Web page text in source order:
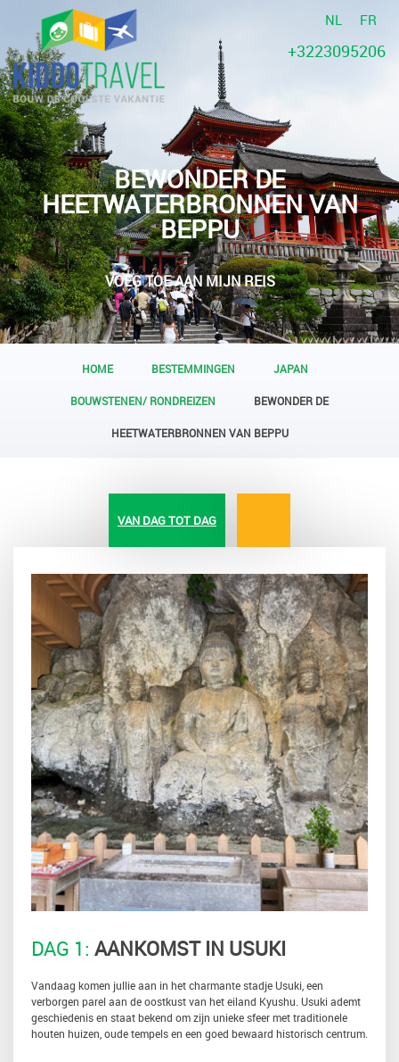
NL FR
+3223095206
BEWONDER DE
HEETWATERBRONNEN VAN
BEPPU
VOEG TOE AAN MIJN REIS
HOME BESTEMMINGEN JAPAN
BOUWSTENEN/ RONDREIZEN BEWONDER DE
HEETWATERBRONNEN VAN BEPPU
VAN DAG TOT DAG
DAG 1: AANKOMST IN USUKI
Vandaag komen jullie aan in het charmante stadje Usuki, een
verborgen parel aan de oostkust van het eiland Kyushu. Usuki ademt
geschiedenis en staat bekend om zijn unieke sfeer met traditionele
houten huizen, oude tempels en een goed bewaard historisch centrum.